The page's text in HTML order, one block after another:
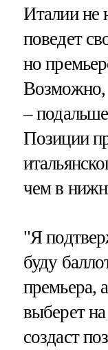
Италии не
поведет
но
Возможно,
–
Позиции
чем в
"Я
буду
премьера,
выберет
создаст